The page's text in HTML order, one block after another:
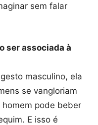
sem falar
ser associada à
masculino, ela
se vangloriam
homem pode beber
E isso é